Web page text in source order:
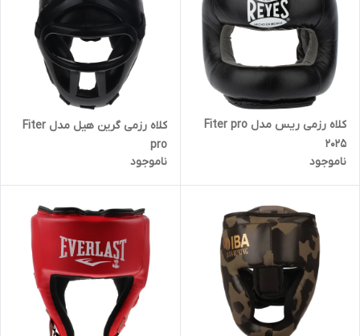
کلاه رزمی ریس مدل Fiter pro
2025
ناموجود
کلاه رزمی گرین هیل مدل Fiter
pro
ناموجود